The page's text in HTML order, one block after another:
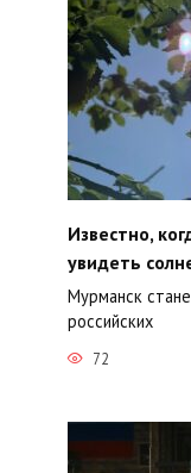
Известно,
увидеть
Мурманск
российских
72